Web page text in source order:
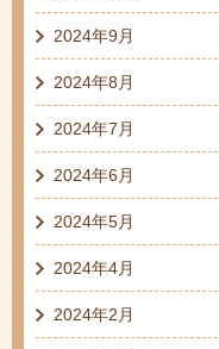
2024年9月
2024年8月
2024年7月
2024年6月
2024年5月
2024年4月
2024年2月